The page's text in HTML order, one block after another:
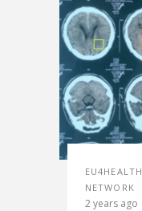
EU4HEALTH
NETWORK
2 years ago